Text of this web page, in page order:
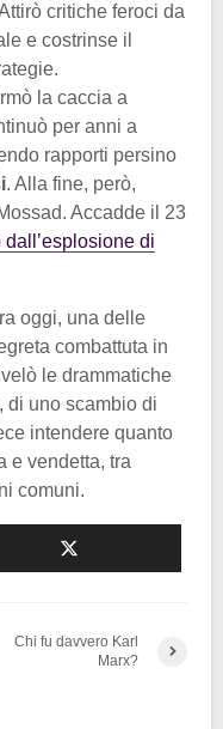
critiche feroci da
e costrinse il
la caccia a
per anni a
rapporti persino
. Alla fine, però,
Accadde il 23
dall’esplosione di
oggi, una delle
combattuta in
le drammatiche
, di uno scambio di
intendere quanto
e vendetta, tra
comuni.
Chi fu davvero Karl
Marx?